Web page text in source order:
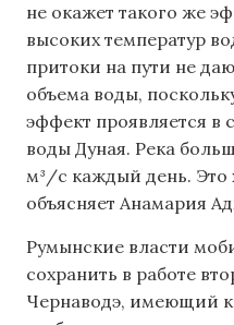
не окажет такого же
высоких температур
притоки на пути не
объема воды,
эффект проявляется в
воды Дуная. Река
м³/с каждый день.
объясняет Анамария
Румынские власти
сохранить в работе
Чернаводэ, имеющий